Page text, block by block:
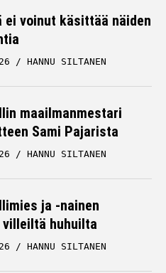
ei voinut käsittää näiden
HANNU SILTANEN
maailmanmestari
Sami Pajarista
HANNU SILTANEN
ja -nainen
huhuilta
HANNU SILTANEN